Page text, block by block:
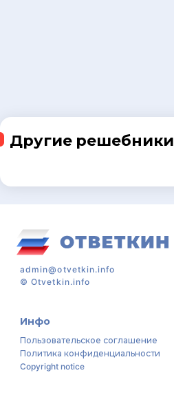
Другие решебники
admin@otvetkin.info
©Otvetkin.info
Инфо
Пользовательское соглашение
Политика конфиденциальности
Copyright notice